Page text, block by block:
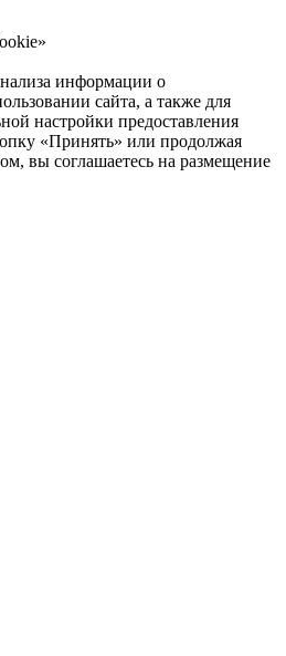
информации о
сайта, а также для
настройки предоставления
«Принять» или продолжая
вы соглашаетесь на размещение